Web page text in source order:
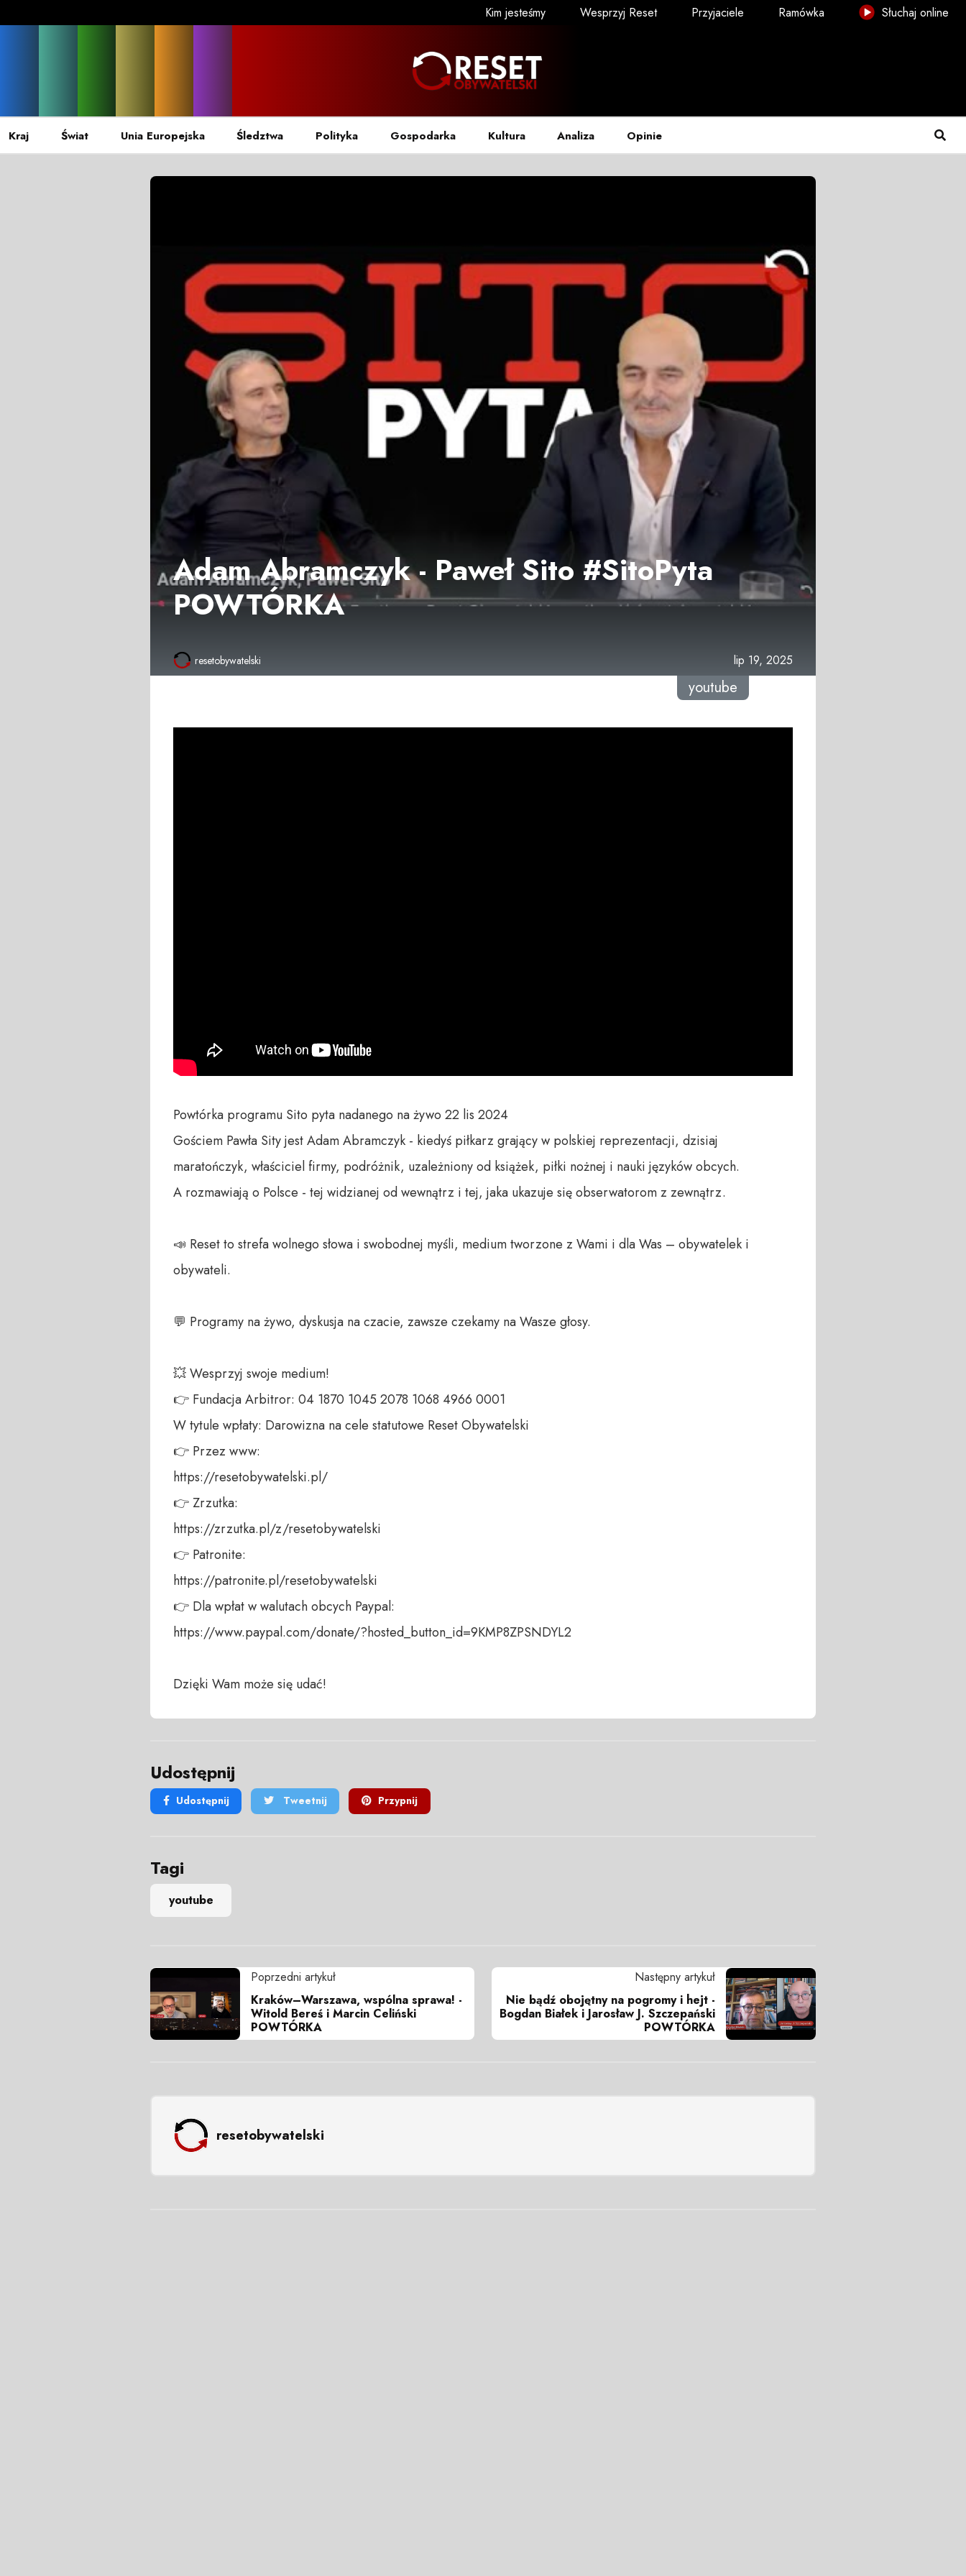
Kim jesteśmy Wesprzyj Reset Przyjaciele Ramówka Słuchaj online
Kraj Świat Unia Europejska Śledztwa Polityka Gospodarka Kultura Analiza Opinie
Adam Abramczyk - Paweł Sito #SitoPyta
POWTÓRKA
resetobywatelski lip 19, 2025
youtube
Powtórka programu Sito pyta nadanego na żywo 22 lis 2024
Gościem Pawła Sity jest Adam Abramczyk - kiedyś piłkarz grający w polskiej reprezentacji, dzisiaj
maratończyk, właściciel firmy, podróżnik, uzależniony od książek, piłki nożnej i nauki języków obcych.
A rozmawiają o Polsce - tej widzianej od wewnątrz i tej, jaka ukazuje się obserwatorom z zewnątrz.
📣 Reset to strefa wolnego słowa i swobodnej myśli, medium tworzone z Wami i dla Was – obywatelek i
obywateli.
💬 Programy na żywo, dyskusja na czacie, zawsze czekamy na Wasze głosy.
💥 Wesprzyj swoje medium!
👉 Fundacja Arbitror: 04 1870 1045 2078 1068 4966 0001
W tytule wpłaty: Darowizna na cele statutowe Reset Obywatelski
👉 Przez www:
https://resetobywatelski.pl/
👉 Zrzutka:
https://zrzutka.pl/z/resetobywatelski
👉 Patronite:
https://patronite.pl/resetobywatelski
👉 Dla wpłat w walutach obcych Paypal:
https://www.paypal.com/donate/?hosted_button_id=9KMP8ZPSNDYL2
Dzięki Wam może się udać!
Udostępnij
Udostępnij Tweetnij Przypnij
Tagi
youtube
Poprzedni artykuł
Kraków–Warszawa, wspólna sprawa! -
Witold Bereś i Marcin Celiński
POWTÓRKA
Następny artykuł
Nie bądź obojętny na pogromy i hejt -
Bogdan Białek i Jarosław J. Szczepański
POWTÓRKA
resetobywatelski